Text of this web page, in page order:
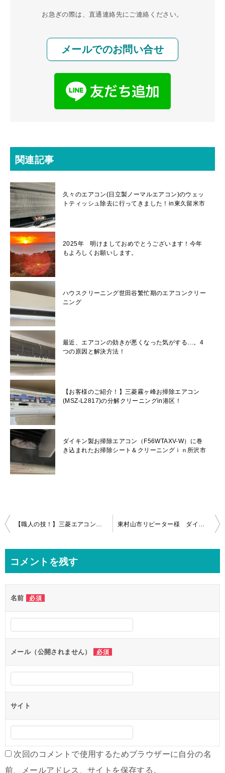
お急ぎの際は、直通連絡先にご連絡ください。
メールでのお問い合せ
関連記事
久々のエアコン(日立製ノーマルエアコン)のウェッ
トティッシュ除去に行ってきました！in東久留米市
2025年 明けましておめでとうございます！今年
もよろしくお願いします。
ハウスクリーニング世田谷繁忙期のエアコンクリー
ニング
最近、エアコンの効きが悪くなった気がする…。4
つの原因と解決方法！
【お客様のご紹介！】三菱霧ヶ峰お掃除エアコン
(MSZ-L2817)の分解クリーニングin港区！
ダイキン製お掃除エアコン（F56WTAXV-W）に巻
き込まれたお掃除シート＆クリーニングｉｎ所沢市
投
ビ
ー
シ
ョ
ン
コメントを残す
名前 必須
メール（公開されません） 必須
サイト
次回のコメントで使用するためブラウザーに自分の名
前、メールアドレス、サイトを保存する。